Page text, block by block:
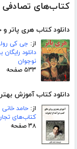
کتاب‌های تصادفی
دانلود کتاب هری پاتر
از: جی کی
دانلود
نوجوان
۵۳۳ صفحه
دانلود کتاب آموزش
از: حامد خانی
کتاب‌های
۳۸ صفحه